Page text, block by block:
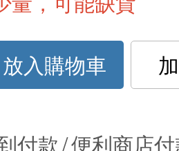
放入購物車
付款/便利商店